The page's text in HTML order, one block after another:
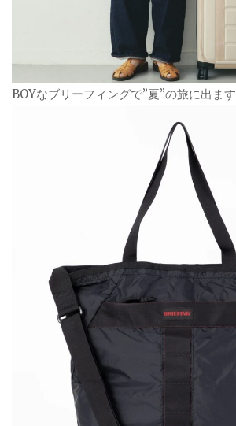
BOYなブリーフィングで”夏”の旅に出ます